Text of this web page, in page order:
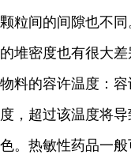
颗粒间的间隙也不
的堆密度也有很大差
物料的容许温度：
度，超过该温度将
色。热敏性药品一